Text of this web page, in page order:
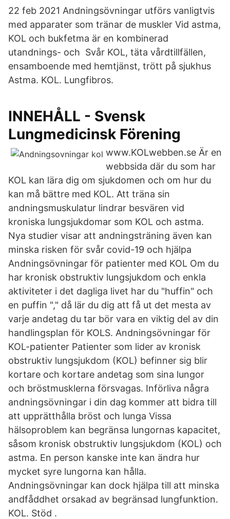
22 feb 2021 Andningsövningar utförs vanligtvis
med apparater som tränar de muskler Vid astma,
KOL och bukfetma är en kombinerad
utandnings- och Svår KOL, täta vårdtillfällen,
ensamboende med hemtjänst, trött på sjukhus
Astma. KOL. Lungfibros.
INNEHÅLL - Svensk
Lungmedicinsk Förening
www.KOLwebben.se Är en
webbsida där du som har
KOL kan lära dig om sjukdomen och om hur du
kan må bättre med KOL. Att träna sin
andningsmuskulatur lindrar besvären vid
kroniska lungsjukdomar som KOL och astma.
Nya studier visar att andningsträning även kan
minska risken för svår covid-19 och hjälpa
Andningsövningar för patienter med KOL Om du
har kronisk obstruktiv lungsjukdom och enkla
aktiviteter i det dagliga livet har du "huffin" och
en puffin "," då lär du dig att få ut det mesta av
varje andetag du tar bör vara en viktig del av din
handlingsplan för KOLS. Andningsövningar för
KOL-patienter Patienter som lider av kronisk
obstruktiv lungsjukdom (KOL) befinner sig blir
kortare och kortare andetag som sina lungor
och bröstmusklerna försvagas. Införliva några
andningsövningar i din dag kommer att bidra till
att upprätthålla bröst och lunga Vissa
hälsoproblem kan begränsa lungornas kapacitet,
såsom kronisk obstruktiv lungsjukdom (KOL) och
astma. En person kanske inte kan ändra hur
mycket syre lungorna kan hålla.
Andningsövningar kan dock hjälpa till att minska
andfåddhet orsakad av begränsad lungfunktion.
KOL. Stöd .